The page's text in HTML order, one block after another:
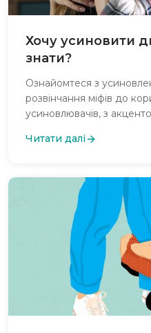
Хочу усиновити
знати?
Ознайомтеся з
розвінчання міфів до
усиновлювачів, з
безкоштовної
Читати далі